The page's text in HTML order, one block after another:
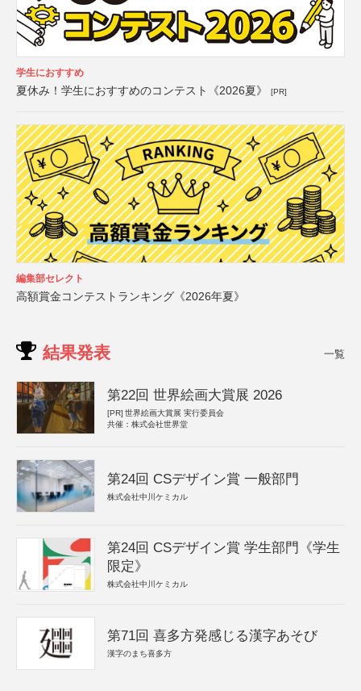
学生におすすめ
夏休み！学生におすすめのコンテスト《2026夏》 [PR]
編集部セレクト
高額賞金コンテストランキング《2026年夏》
結果発表 一覧
第22回 世界絵画大賞展 2026
[PR] 世界絵画大賞展 実行委員会
共催：株式会社世界堂
第24回 CSデザイン賞 一般部門
株式会社中川ケミカル
第24回 CSデザイン賞 学生部門《学生
限定》
株式会社中川ケミカル
第71回 喜多方発感じる漢字あそび
漢字のまち喜多方